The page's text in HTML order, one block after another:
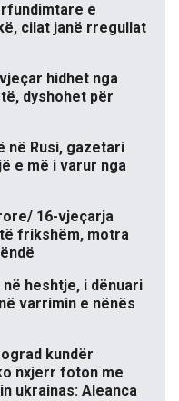
e
cilat janë rregullat
hidhet nga
dyshohet për
në Rusi, gazetari
e më i varur nga
16-vjeçarja
frikshëm, motra
heshtje, i dënuari
varrimin e nënës
kundër
nxjerr foton me
ukrainas: Aleanca